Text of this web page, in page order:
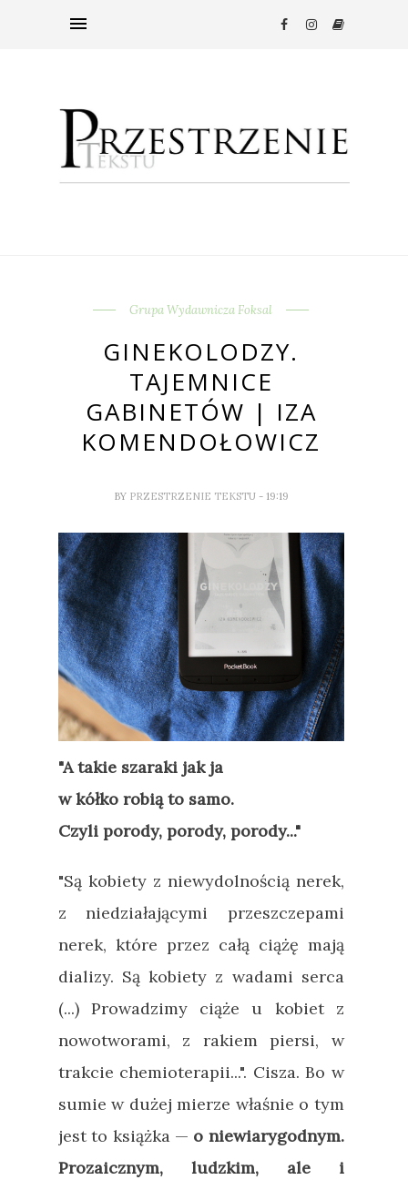
Grupa Wydawnicza Foksal
GINEKOLODZY.
TAJEMNICE
GABINETÓW | IZA
KOMENDOŁOWICZ
BY PRZESTRZENIE TEKSTU - 19:19
"A takie szaraki jak ja
w kółko robią to samo.
Czyli porody, porody, porody..."
"Są kobiety z niewydolnością nerek,
z niedziałającymi przeszczepami
nerek, które przez całą ciążę mają
dializy. Są kobiety z wadami serca
(...) Prowadzimy ciąże u kobiet z
nowotworami, z rakiem piersi, w
trakcie chemioterapii...". Cisza. Bo w
sumie w dużej mierze właśnie o tym
jest to książka — o niewiarygodnym.
Prozaicznym, ludzkim, ale i